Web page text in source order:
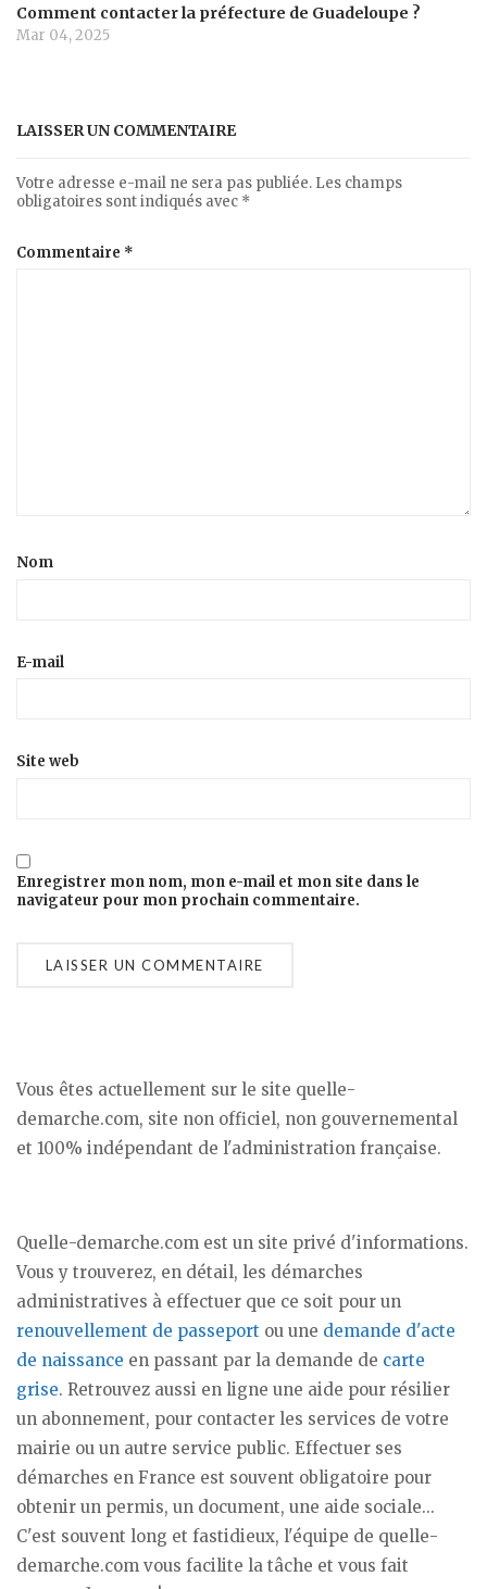
Comment contacter la préfecture de Guadeloupe ?
Mar 04, 2025
LAISSER UN COMMENTAIRE
Votre adresse e-mail ne sera pas publiée. Les champs
obligatoires sont indiqués avec *
Commentaire *
Nom
E-mail
Site web
Enregistrer mon nom, mon e-mail et mon site dans le
navigateur pour mon prochain commentaire.
Vous êtes actuellement sur le site quelle-
demarche.com, site non officiel, non gouvernemental
et 100% indépendant de l'administration française.
Quelle-demarche.com est un site privé d'informations.
Vous y trouverez, en détail, les démarches
administratives à effectuer que ce soit pour un
renouvellement de passeport ou une demande d'acte
de naissance en passant par la demande de carte
grise. Retrouvez aussi en ligne une aide pour résilier
un abonnement, pour contacter les services de votre
mairie ou un autre service public. Effectuer ses
démarches en France est souvent obligatoire pour
obtenir un permis, un document, une aide sociale...
C'est souvent long et fastidieux, l'équipe de quelle-
demarche.com vous facilite la tâche et vous fait